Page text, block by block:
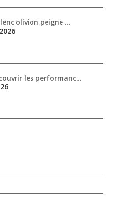
olivion peigne …
les performanc…